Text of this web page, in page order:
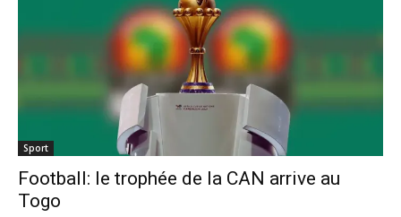
Sport
Football: le trophée de la CAN arrive au
Togo